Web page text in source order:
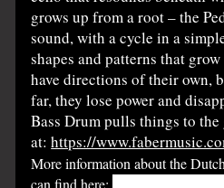
grows up from a root – the
sound, with a cycle in a
shapes and patterns that
have directions of their own,
far, they lose power and
Bass Drum pulls things to
at:https://
More information about the